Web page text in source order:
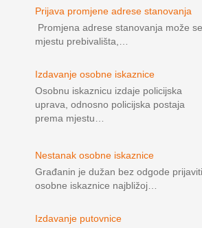
Prijava promjene adrese stanovanja
Promjena adrese stanovanja može
mjestu prebivališta,…
Izdavanje osobne iskaznice
Osobnu iskaznicu izdaje policijska
uprava, odnosno policijska postaja
prema mjestu…
Nestanak osobne iskaznice
Građanin je dužan bez odgode
osobne iskaznice najbližoj…
Izdavanje putovnice